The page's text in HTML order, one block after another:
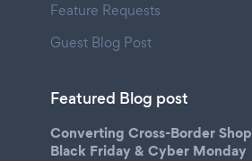
Feature Requests
Guest Blog Post
Featured Blog post
Converting Cross-Border
Black Friday & Cyber Monday